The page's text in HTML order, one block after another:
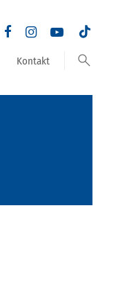
Kontakt search